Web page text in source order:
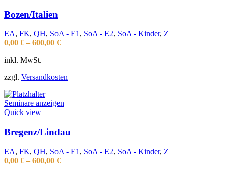
Bozen/Italien
EA, FK, QH, SoA - E1, SoA - E2, SoA - Kinder, Z
0,00 € – 600,00 €
inkl. MwSt.
zzgl. Versandkosten
Seminare anzeigen
Quick view
Bregenz/Lindau
EA, FK, QH, SoA - E1 , SoA - E2, SoA - Kinder, Z
0,00 € – 600,00 €